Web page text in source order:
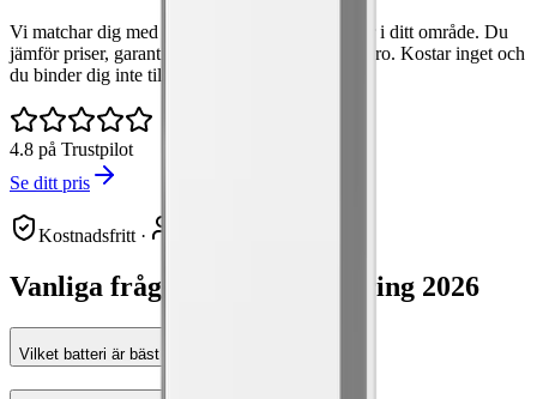
Vi matchar dig med kvalitetssäkrade installatörer i ditt område. Du
jämför priser, garantier och produkter i lugn och ro. Kostar inget och
du binder dig inte till något.
4.8 på Trustpilot
Se ditt pris
Kostnadsfritt ·
Vanliga frågor om batterilagring 2026
Vilket batteri är bäst i test 2026?